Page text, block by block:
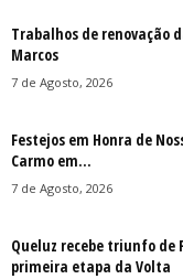
Trabalhos de renovação
Marcos
7 de Agosto, 2026
Festejos em Honra de
Carmo em...
7 de Agosto, 2026
Queluz recebe triunfo de
primeira etapa da Volta